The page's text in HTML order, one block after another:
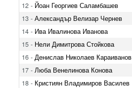
12 - Йоан Георгиев Саламбашев
13 - Александър Велизар Чернев
14 - Ива Ивалинова Иванова
15 - Нели Димитрова Стойкова
16 - Денислав Николаев Караиванов
17 - Люба Венелинова Конова
18 - Кристиян Владимиров Василев